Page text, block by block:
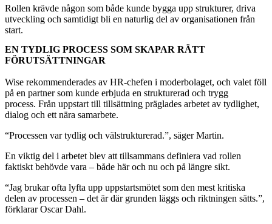
Rollen krävde någon som både kunde bygga upp strukturer, driva
utveckling och samtidigt bli en naturlig del av organisationen från
start.
EN TYDLIG PROCESS SOM SKAPAR RÄTT
FÖRUTSÄTTNINGAR
Wise rekommenderades av HR-chefen i moderbolaget, och valet föll
på en partner som kunde erbjuda en strukturerad och trygg
process. Från uppstart till tillsättning präglades arbetet av tydlighet,
dialog och ett nära samarbete.
“Processen var tydlig och välstrukturerad.”, säger Martin.
En viktig del i arbetet blev att tillsammans definiera vad rollen
faktiskt behövde vara – både här och nu och på längre sikt.
“Jag brukar ofta lyfta upp uppstartsmötet som den mest kritiska
delen av processen – det är där grunden läggs och riktningen sätts.”,
förklarar Oscar Dahl.